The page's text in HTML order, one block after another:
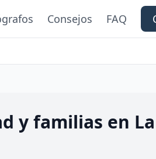
Consejos FAQ
y familias en La